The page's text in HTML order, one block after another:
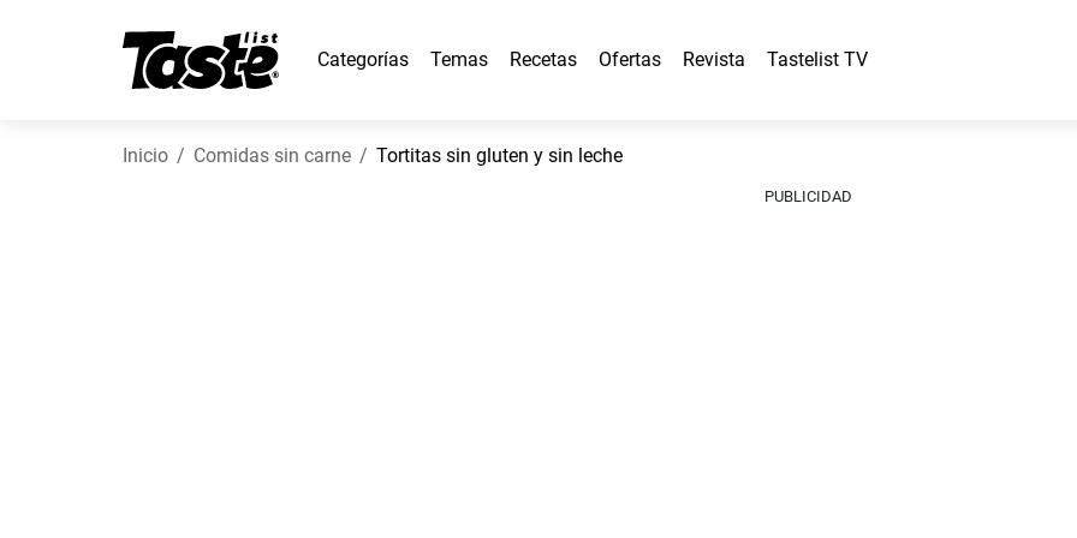
Categorías Temas Recetas Ofertas Revista Tastelist TV
Inicio Comidas sin carne Tortitas sin gluten y sin leche
PUBLICIDAD